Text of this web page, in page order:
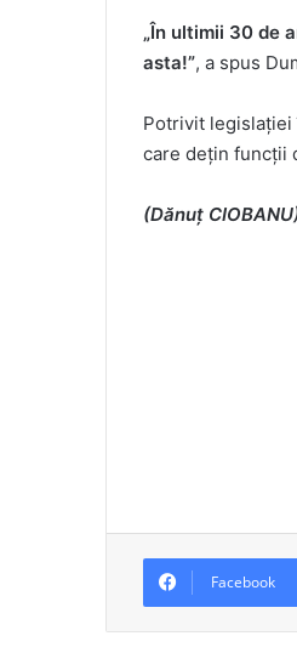
„În ultimii 30 de
asta!”, a spus
Potrivit legislației
care dețin funcții
(Dănuț
Facebook